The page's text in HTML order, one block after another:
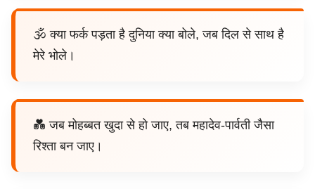
🕉️ क्या फर्क पड़ता है दुनिया क्या बोले, जब दिल से साथ है
मेरे भोले।
💑 जब मोहब्बत खुदा से हो जाए, तब महादेव-पार्वती जैसा
रिश्ता बन जाए।